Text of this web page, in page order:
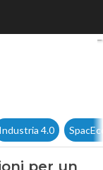
i 450
Industria 4.0
per un